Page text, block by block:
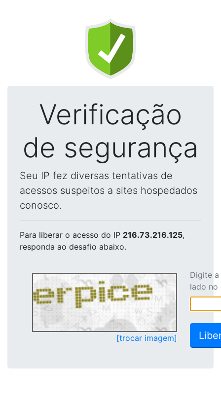
Verificação
de segurança
Seu IP fez diversas tentativas de
acessos suspeitos a sites hospedados
conosco.
Para liberar o acesso do IP 216.73.216.125,
responda ao desafio abaixo.
[trocar imagem]
Digite
lado no